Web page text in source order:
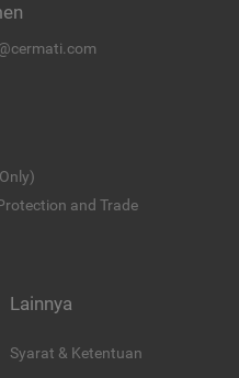
and Trade
Lainnya
Syarat & Ketentuan